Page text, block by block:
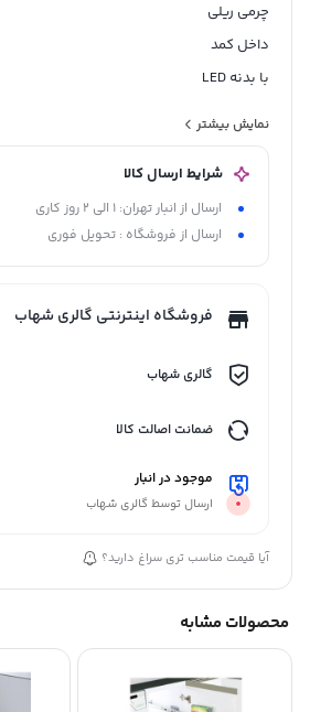
چرمی ریلی
داخل کمد
با بدنه LED
دو سایز 60-90
نمایش بیشتر
شرایط ارسال کالا
ارسال از انبار تهران: 1 الی 2 روز کاری
ارسال از فروشگاه : تحویل فوری
فروشگاه اینترنتی گالری شهاب
گالری شهاب
ضمانت اصالت کالا
موجود در انبار
ارسال توسط گالری شهاب
آیا قیمت مناسب تری سراغ دارید؟
محصولات مشابه